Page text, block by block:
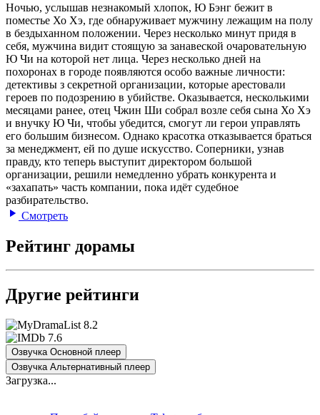
Ночью, услышав незнакомый хлопок, Ю Бэнг бежит в
поместье Хо Хэ, где обнаруживает мужчину лежащим на полу
в бездыханном положении. Через несколько минут придя в
себя, мужчина видит стоящую за занавеской очаровательную
Ю Чи на которой нет лица. Через несколько дней на
похоронах в городе появляются особо важные личности:
детективы з секретной организации, которые арестовали
героев по подозрению в убийстве. Оказывается, несколькими
месяцами ранее, отец Чжин Ши собрал возле себя сына Хо Хэ
и внучку Ю Чи, чтобы убедится, смогут ли герои управлять
его большим бизнесом. Однако красотка отказывается браться
за менеджмент, ей по душе искусство. Соперники, узнав
правду, кто теперь выступит директором большой
организации, решили немедленно убрать конкурента и
«захапать» часть компании, пока идёт судебное
разбирательство.
Смотреть
Рейтинг дорамы
Другие рейтинги
8.2
7.6
Озвучка Основной плеер
Озвучка Альтернативный плеер
Загрузка...